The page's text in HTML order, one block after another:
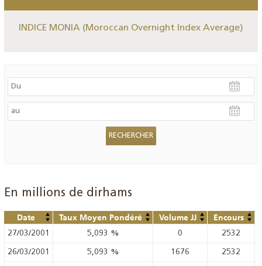
INDICE MONIA (Moroccan Overnight Index Average)
En millions de dirhams
Date Taux Moyen Pondéré Volume JJ Encours
27/03/2001 5,093 % 0 2532
26/03/2001 5,093 % 1676 2532